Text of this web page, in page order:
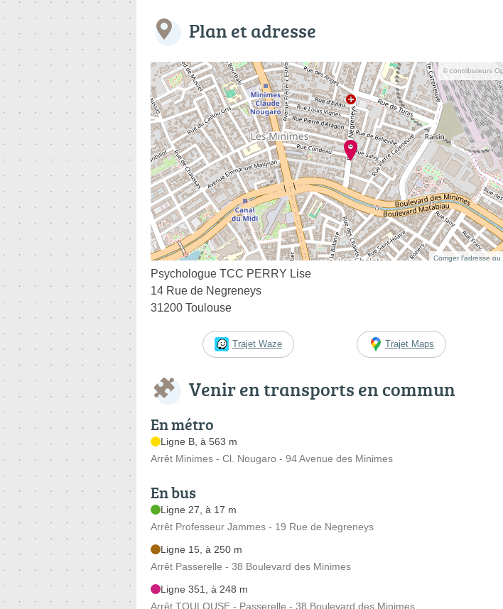
Plan et adresse
© contributeurs
Corriger l’adresse
Psychologue TCC PERRY Lise
14 Rue de Negreneys
31200 Toulouse
Trajet Waze Trajet Maps
Venir en transports en commun
En métro
Ligne B, à 563 m
Arrêt Minimes - Cl. Nougaro - 94 Avenue des Minimes
En bus
Ligne 27, à 17 m
Arrêt Professeur Jammes - 19 Rue de Negreneys
Ligne 15, à 250 m
Arrêt Passerelle - 38 Boulevard des Minimes
Ligne 351, à 248 m
Arrêt TOULOUSE - Passerelle - 38 Boulevard des Minimes